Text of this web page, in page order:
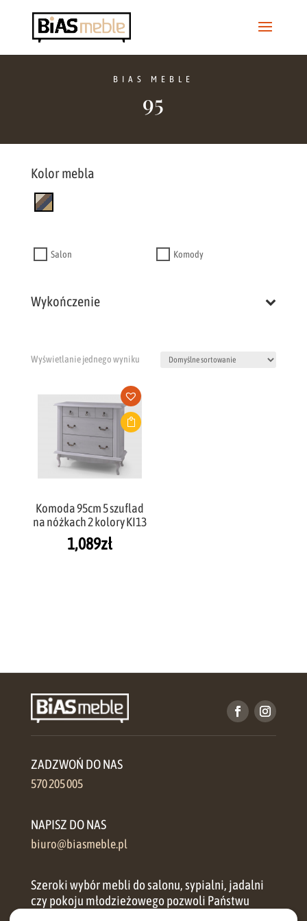
BIAS MEBLE
95
Kolor mebla
Salon Komody
Wykończenie
Wyświetlanie jednego wyniku
Komoda 95cm 5 szuflad
na nóżkach 2 kolory KI13
1,089zł
ZADZWOŃ DO NAS
570 205 005
NAPISZ DO NAS
biuro@biasmeble.pl
Szeroki wybór mebli do salonu, sypialni, jadalni
czy pokoju młodzieżowego pozwoli Państwu